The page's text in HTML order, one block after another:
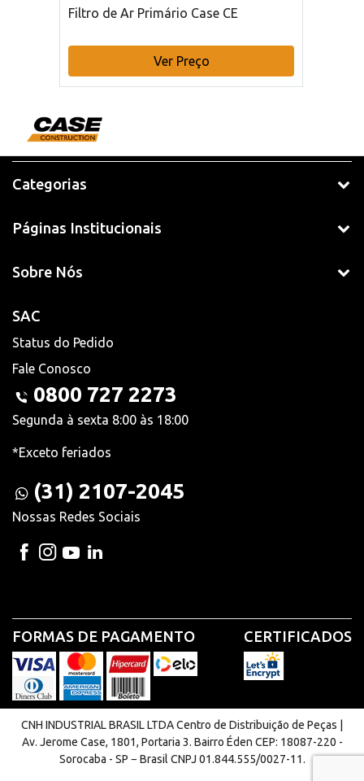
Filtro de Ar Primário Case CE
Ver Preço
Categorias
Páginas Institucionais
Sobre Nós
SAC
Status do Pedido
Fale Conosco
0800 727 2273
Segunda à sexta 8:00 às 18:00
*Exceto feriados
(31) 2107-2045
Nossas Redes Sociais
FORMAS DE PAGAMENTO CERTIFICADOS
CNH INDUSTRIAL BRASIL LTDA Centro de Distribuição de Peças |
Av. Jerome Case, 1801, Portaria 3. Bairro Éden CEP: 18087-220 -
Sorocaba - SP − Brasil CNPJ 01.844.555/0027-11.